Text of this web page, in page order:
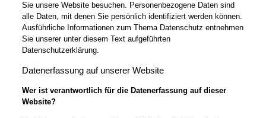
Sie unsere Website besuchen. Personenbezogene Daten sind
alle Daten, mit denen Sie persönlich identifiziert werden können.
Ausführliche Informationen zum Thema Datenschutz entnehmen
Sie unserer unter diesem Text aufgeführten
Datenschutzerklärung.
Datenerfassung auf unserer Website
Wer ist verantwortlich für die Datenerfassung auf dieser
Website?